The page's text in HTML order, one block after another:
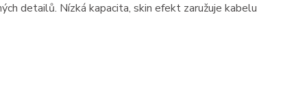
detailů. Nízká kapacita, skin efekt zaružuje kabelu